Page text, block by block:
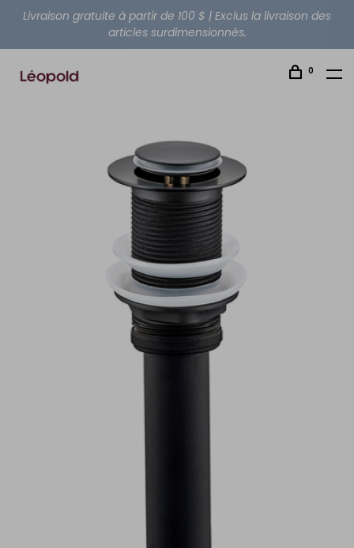
Livraison gratuite à partir de 100 $ | Exclus la livraison des
articles surdimensionnés.
0